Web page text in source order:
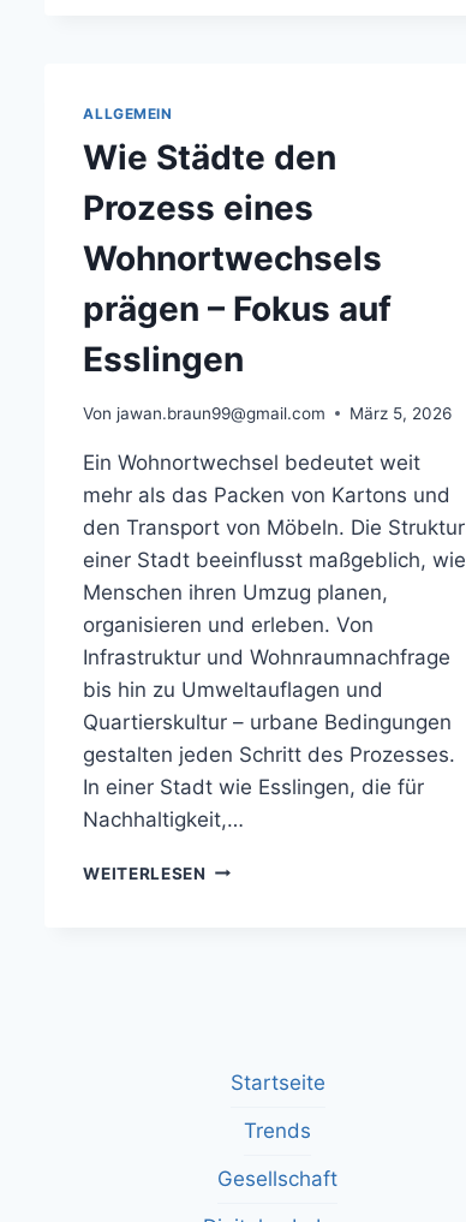
ALLGEMEIN
Wie Städte den
Prozess eines
Wohnortwechsels
prägen – Fokus auf
Esslingen
Von jawan.braun99@gmail.com März 5, 2026
Ein Wohnortwechsel bedeutet weit
mehr als das Packen von Kartons und
den Transport von Möbeln. Die Struktur
einer Stadt beeinflusst maßgeblich, wie
Menschen ihren Umzug planen,
organisieren und erleben. Von
Infrastruktur und Wohnraumnachfrage
bis hin zu Umweltauflagen und
Quartierskultur – urbane Bedingungen
gestalten jeden Schritt des Prozesses.
In einer Stadt wie Esslingen, die für
Nachhaltigkeit,…
WEITERLESEN WIE
AUF
ESSLINGEN
Startseite
Trends
Gesellschaft